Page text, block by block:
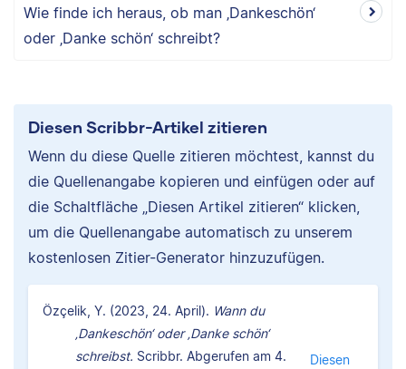
Wie finde ich heraus, ob man ‚Dankeschön‘
oder ‚Danke schön‘ schreibt?
Diesen Scribbr-Artikel zitieren
Wenn du diese Quelle zitieren möchtest, kannst du
die Quellenangabe kopieren und einfügen oder auf
die Schaltfläche „Diesen Artikel zitieren“ klicken,
um die Quellenangabe automatisch zu unserem
kostenlosen Zitier-Generator hinzuzufügen.
Özçelik, Y. (2023, 24. April). Wann du
‚Dankeschön‘ oder ‚Danke schön‘
schreibst. Scribbr. Abgerufen am 4.
Diesen